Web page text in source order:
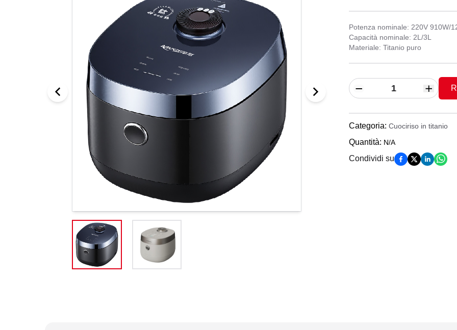
Potenza nominale: 220V 910W/
Capacità nominale: 2L/3L
Materiale: Titanio puro
Categoria: Cuociriso in titanio
Quantità: N/A
Condividi su